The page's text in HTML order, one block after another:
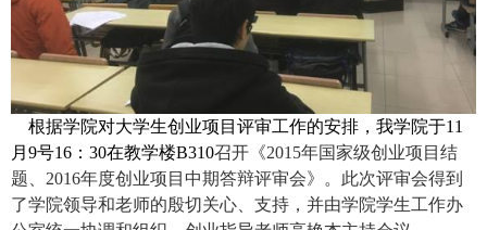
根据学院对大学生创业项目评审工作的安排，我学院于11
月 9号16 ： 30在教学楼B310召开《2015年国家级创业项目结
题、 2016年度创业项目中期答辩评审会》。此次评审会得到
了学院领导和老师的殷切关心、支持，并由学院学生工作办